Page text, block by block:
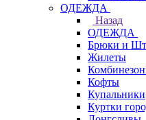
ОДЕЖДА
Назад
ОДЕЖДА
Брюки и
Жилеты
Кофты
Купальники
Куртки